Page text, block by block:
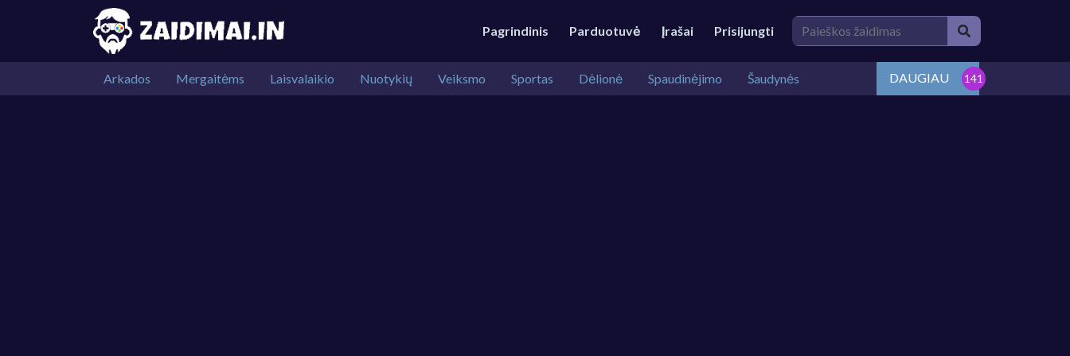
Pagrindinis Parduotuvė Įrašai Prisijungti
Arkados Mergaitėms Laisvalaikio Nuotykių Veiksmo Sportas Dėlionė Spaudinėjimo Šaudynės DAUGIAU